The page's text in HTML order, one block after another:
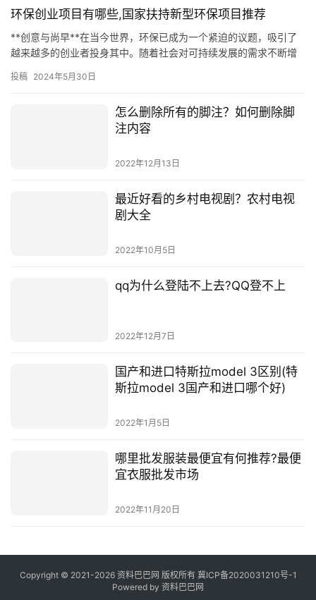
环保创业项目有哪些,国家扶持新型环保项目推荐
**创意与尚早**在当今世界，环保已成为一个紧迫的议题，吸引了
越来越多的创业者投身其中。随着社会对可持续发展的需求不断增
扶…
投稿 2024年5月30日
怎么删除所有的脚注？如何删除脚
注内容
2022年12月13日
最近好看的乡村电视剧？农村电视
剧大全
2022年10月5日
qq为什么登陆不上去?QQ登不上
2022年12月7日
国产和进口特斯拉model 3区别(特
斯拉model 3国产和进口哪个好)
2022年1月5日
哪里批发服装最便宜有何推荐?最便
宜衣服批发市场
2022年11月20日
Copyright © 2021-2026 资料巴巴网 版权所有 冀ICP备2020031210号-1
Powered by 资料巴巴网